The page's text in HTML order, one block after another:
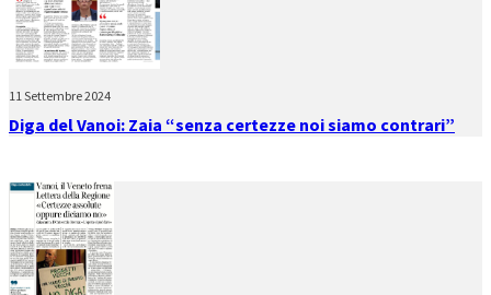
11 Settembre 2024
Diga del Vanoi: Zaia “senza certezze noi siamo contrari”